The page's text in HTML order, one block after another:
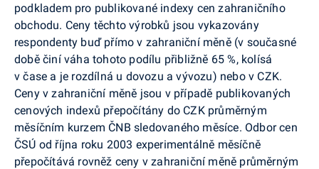
podkladem pro publikované indexy cen zahraničního
obchodu. Ceny těchto výrobků jsou vykazovány
respondenty buď přímo v zahraniční měně (v současné
době činí váha tohoto podílu přibližně 65 %, kolísá
v čase a je rozdílná u dovozu a vývozu) nebo v CZK.
Ceny v zahraniční měně jsou v případě publikovaných
cenových indexů přepočítány do CZK průměrným
měsíčním kurzem ČNB sledovaného měsíce. Odbor cen
ČSÚ od října roku 2003 experimentálně měsíčně
přepočítává rovněž ceny v zahraniční měně průměrným